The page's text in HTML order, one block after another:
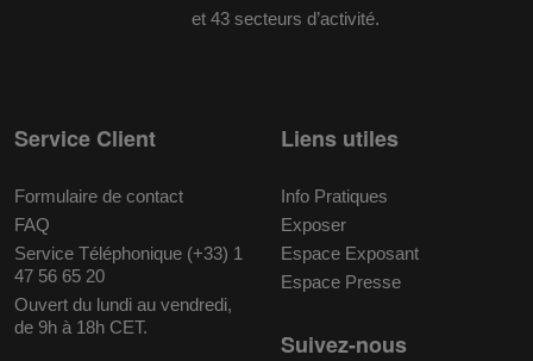
et 43 secteurs d’activité.
Service Client
Formulaire de contact
FAQ
Service Téléphonique (+33) 1
47 56 65 20
Ouvert du lundi au vendredi,
de 9h à 18h CET.
Liens utiles
Info Pratiques
Exposer
Espace Exposant
Espace Presse
Suivez-nous